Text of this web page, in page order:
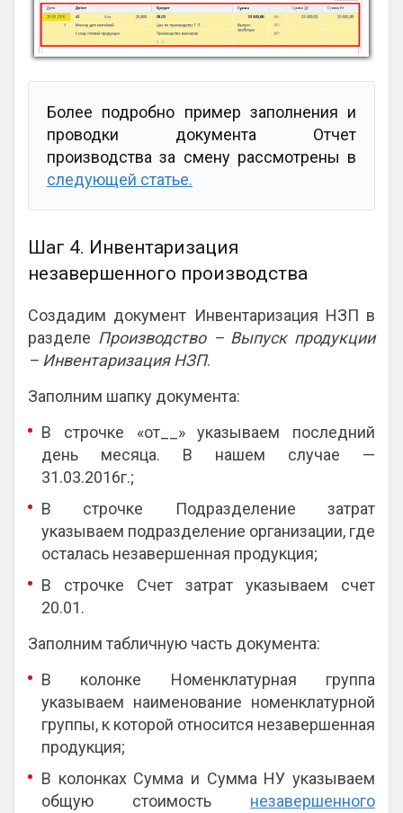
Более подробно пример заполнения и
проводки документа Отчет
производства за смену рассмотрены в
следующей статье.
Шаг 4. Инвентаризация
незавершенного производства
Создадим документ Инвентаризация НЗП в
разделе Производство – Выпуск продукции
– Инвентаризация НЗП.
Заполним шапку документа:
В строчке «от__» указываем последний
день месяца. В нашем случае —
31.03.2016г.;
В строчке Подразделение затрат
указываем подразделение организации, где
осталась незавершенная продукция;
В строчке Счет затрат указываем счет
20.01.
Заполним табличную часть документа:
В колонке Номенклатурная группа
указываем наименование номенклатурной
группы, к которой относится незавершенная
продукция;
В колонках Сумма и Сумма НУ указываем
общую стоимость незавершенного